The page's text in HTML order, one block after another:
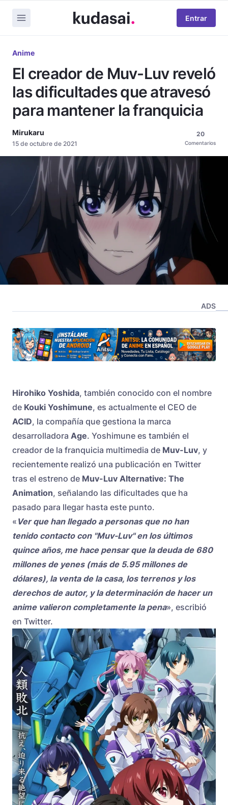
Entrar
Anime
El creador de Muv-Luv reveló
las dificultades que atravesó
para mantener la franquicia
Mirukaru
15 de octubre de 2021
20
Comentarios
ADS
Hirohiko Yoshida, también conocido con el nombre
de Kouki Yoshimune, es actualmente el CEO de
ACID, la compañía que gestiona la marca
desarrolladora Age. Yoshimune es también el
creador de la franquicia multimedia de Muv-Luv, y
recientemente realizó una publicación en Twitter
tras el estreno de Muv-Luv Alternative: The
Animation, señalando las dificultades que ha
pasado para llegar hasta este punto.
« Ver que han llegado a personas que no han
tenido contacto con "Muv-Luv" en los últimos
quince años, me hace pensar que la deuda de 680
millones de yenes (más de 5.95 millones de
dólares), la venta de la casa, los terrenos y los
derechos de autor, y la determinación de hacer un
anime valieron completamente la pena», escribió
en Twitter.